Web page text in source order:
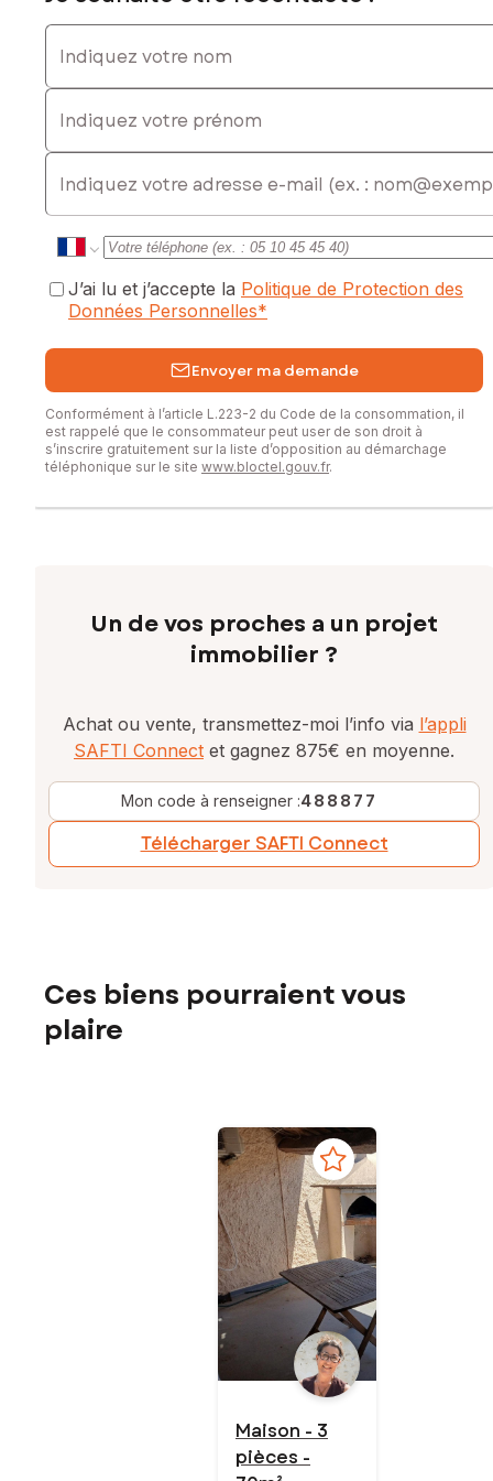
Prestations : isolation récente des combles, climatisation
solaires pour l’eau chaude, cheminée insert, poêle à
granulés, portail automatique, assainissement individuel et
Un véritable coup de cœur pour cette propriété au cadre
idyllique et au fort potentiel.
Contactez-moi pour plus d’informations.
Les informations sur les risques auxquels ce bien est
exposé sont disponibles sur le site Géorisques :
Prix de vente honoraires d'agence inclus : 116 000 €
Prix de vente hors honoraires d'agence : 100 000 €
Honoraires charge acquéreur : 16 000 € soit 16 % TTC de
la valeur du bien hors honoraires
Indiquez votre nom
Indiquez votre prénom
E-mail
J’ai lu et j’accepte la Politique de Protection des
Données Personnelles*
Envoyer ma demande
Conformément à l’article L.223-2 du Code de la consommation, il
est rappelé que le consommateur peut user de son droit à
s’inscrire gratuitement sur la liste d’opposition au démarchage
téléphonique sur le site www.bloctel.gouv.fr.
Un de vos proches a un projet
immobilier ?
Achat ou vente, transmettez-moi l’info via l’appli
SAFTI Connect et gagnez 875€ en moyenne.
Mon code à renseigner :488877
Télécharger SAFTI Connect
Ces biens pourraient vous
plaire
Maison - 3
pièces -